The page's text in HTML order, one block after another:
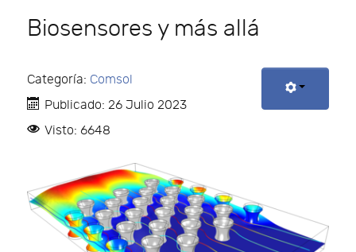
Biosensores y más allá
Categoría: Comsol
Publicado: 26 Julio 2023
Visto: 6648